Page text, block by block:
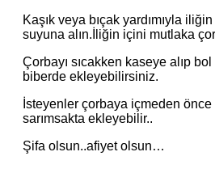
Kaşık veya bıçak yardımıyla
suyuna alın.İliğin içini mutlaka
Çorbayı sıcakken kaseye alıp
biberde ekleyebilirsiniz.
İsteyenler çorbaya içmeden
sarımsakta ekleyebilir..
Şifa olsun..afiyet olsun…